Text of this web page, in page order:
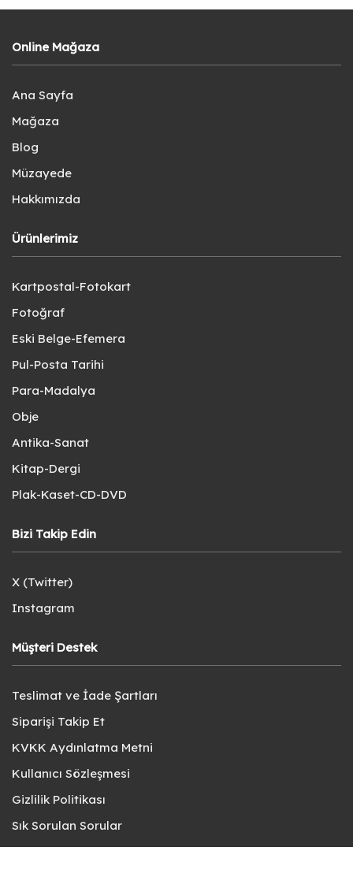
Online Mağaza
Ana Sayfa
Mağaza
Blog
Müzayede
Hakkımızda
Ürünlerimiz
Kartpostal-Fotokart
Fotoğraf
Eski Belge-Efemera
Pul-Posta Tarihi
Para-Madalya
Obje
Antika-Sanat
Kitap-Dergi
Plak-Kaset-CD-DVD
Bizi Takip Edin
X (Twitter)
Instagram
Müşteri Destek
Teslimat ve İade Şartları
Siparişi Takip Et
KVKK Aydınlatma Metni
Kullanıcı Sözleşmesi
Gizlilik Politikası
Sık Sorulan Sorular
Bize Ulaşın